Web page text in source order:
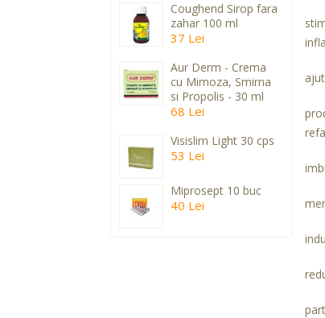
Coughend Sirop fara
zahar 100 ml
37 Lei
Aur Derm - Crema
cu Mimoza, Smirna
si Propolis - 30 ml
68 Lei
Visislim Light 30 cps
53 Lei
Miprosept 10 buc
40 Lei